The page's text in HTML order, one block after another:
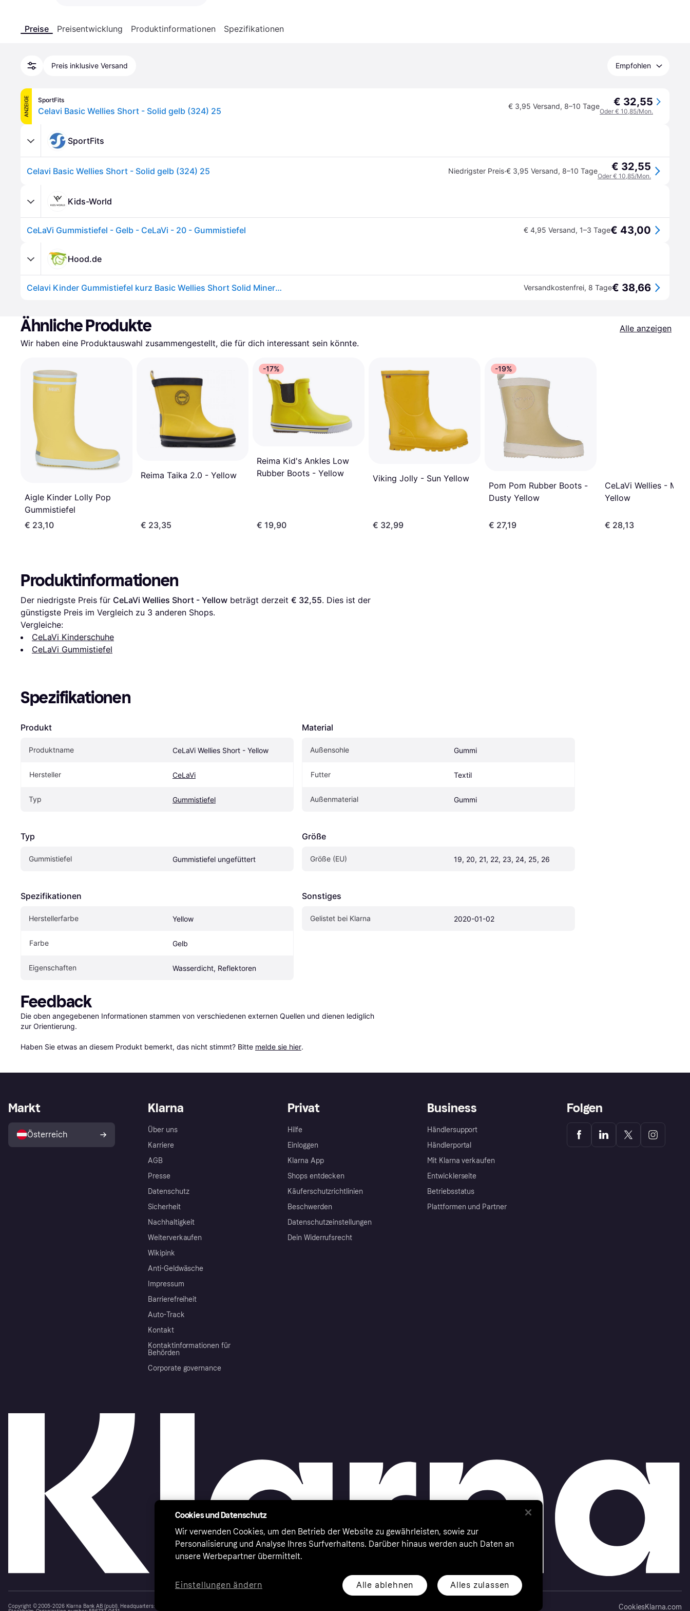
Preise Preisentwicklung Produktinformationen Spezifikationen
Preis inklusive Versand Empfohlen
ANZEIGE SportFits
Celavi Basic Wellies Short - Solid gelb (324) 25 € 3,95 Versand, 8–10 Tage € 32,55
Oder € 10,85/Mon.
SportFits
Celavi Basic Wellies Short - Solid gelb (324) 25 Niedrigster Preis·€ 3,95 Versand, 8–10 Tage € 32,55
Oder € 10,85/Mon.
Kids-World
CeLaVi Gummistiefel - Gelb - CeLaVi - 20 - Gummistiefel € 4,95 Versand, 1–3 Tage€ 43,00
Hood.de
Celavi Kinder Gummistiefel kurz Basic Wellies Short Solid Mineral Yellow Versandkostenfrei, 8 Tage€ 38,66
Ähnliche Produkte
Alle anzeigen
Wir haben eine Produktauswahl zusammengestellt, die für dich interessant sein könnte.
Aigle Kinder Lolly Pop
Gummistiefel
€ 23,10
Reima Taika 2.0 - Yellow
€ 23,35
-17%
Reima Kid's Ankles Low
Rubber Boots - Yellow
€ 19,90
Viking Jolly - Sun Yellow
€ 32,99
-19%
Pom Pom Rubber Boots -
Dusty Yellow
€ 27,19
CeLaVi Wellies -
Yellow
€ 28,13
Produktinformationen
Der niedrigste Preis für CeLaVi Wellies Short - Yellow beträgt derzeit € 32,55. Dies ist der
günstigste Preis im Vergleich zu 3 anderen Shops.
Vergleiche:
CeLaVi Kinderschuhe
CeLaVi Gummistiefel
Spezifikationen
Produkt
Produktname CeLaVi Wellies Short - Yellow
Hersteller CeLaVi
Typ Gummistiefel
Typ
Gummistiefel Gummistiefel ungefüttert
Spezifikationen
Herstellerfarbe Yellow
Farbe Gelb
Eigenschaften Wasserdicht, Reflektoren
Material
Außensohle Gummi
Futter Textil
Außenmaterial Gummi
Größe
Größe (EU) 19, 20, 21, 22, 23, 24, 25, 26
Sonstiges
Gelistet bei Klarna 2020-01-02
Feedback
Die oben angegebenen Informationen stammen von verschiedenen externen Quellen und dienen lediglich
zur Orientierung.
Haben Sie etwas an diesem Produkt bemerkt, das nicht stimmt? Bitte melde sie hier.
Klarna
Über uns
Karriere
AGB
Presse
Datenschutz
Sicherheit
Nachhaltigkeit
Weiterverkaufen
Wikipink
Anti-Geldwäsche
Impressum
Barrierefreiheit
Auto-Track
Kontakt
Kontaktinformationen für
Behörden
Corporate governance
Privat
Hilfe
Einloggen
Klarna App
Shops entdecken
Käuferschutzrichtlinien
Beschwerden
Datenschutzeinstellungen
Dein Widerrufsrecht
Business
Händlersupport
Händlerportal
Mit Klarna verkaufen
Entwicklerseite
Betriebsstatus
Plattformen und Partner
Markt
Österreich
Folgen
Copyright © 2005-2026 Klarna Bank AB (publ). Headquarters: Stockholm, Sweden. All rights reserved. Klarna Bank AB (publ). Sveavägen 46, 111 34
CookiesKlarna.com
Cookies und Datenschutz
Wir verwenden Cookies, um den Betrieb der Website zu gewährleisten, sowie zur
Personalisierung und Analyse Ihres Surfverhaltens. Darüber hinaus werden auch Daten an
unsere Werbepartner übermittelt.
Alle ablehnen Alles zulassen
Einstellungen ändern